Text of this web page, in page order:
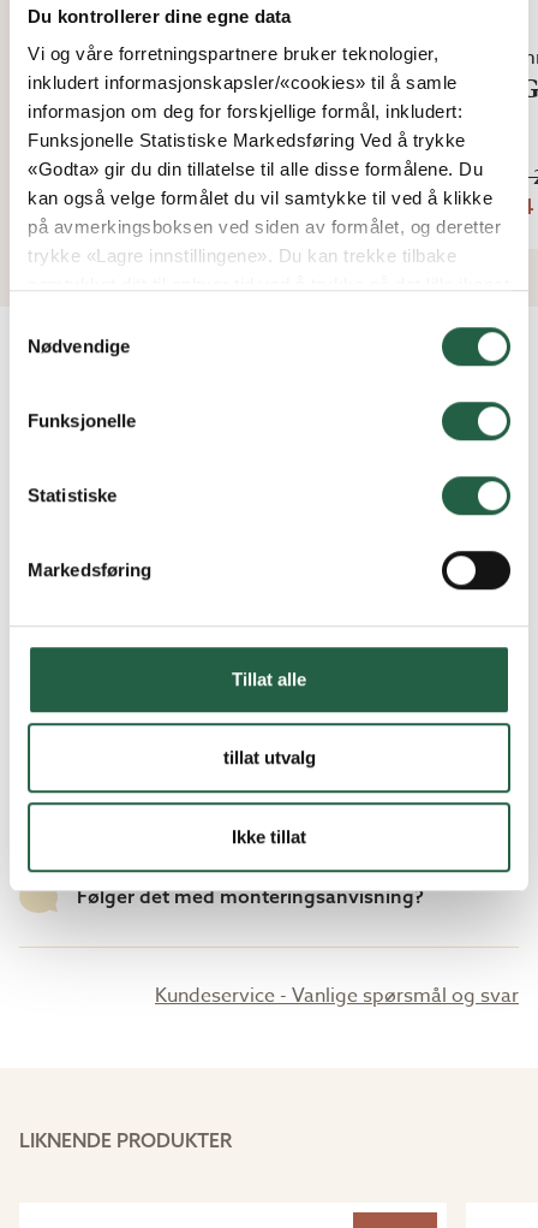
Du kontrollerer dine egne data
Vi og våre forretningspartnere bruker teknologier,
inkludert informasjonskapsler/«cookies» til å samle
informasjon om deg for forskjellige formål, inkludert:
Funksjonelle Statistiske Markedsføring Ved å trykke
«Godta» gir du din tillatelse til alle disse formålene. Du
kan også velge formålet du vil samtykke til ved å klikke
på avmerkingsboksen ved siden av formålet, og deretter
trykke «Lagre innstillingene». Du kan trekke tilbake
om hvordan vi bruker informasjonskapsler og annen
personopplysninger
Nødvendige
Funksjonelle
Statistiske
Markedsføring
Tillat alle
tillat utvalg
Ikke tillat
Sommer
WG 25 Fast vegg
Fra
kr 2 064
kr 1 651
kr
kr
Kan jeg bestille partier etter spesialmål?
Hva betyr rettvendt og speilvendt?
Hva er lysåpning?
Følger det med monteringsanvisning?
Kundeservice - Vanlige spørsmål og svar
LIKNENDE PRODUKTER